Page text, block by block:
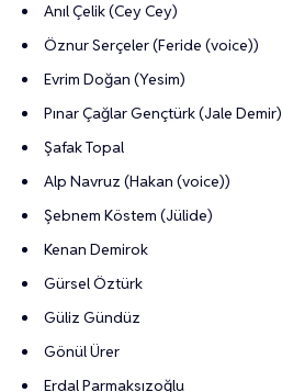
Anıl Çelik (Cey Cey)
Öznur Serçeler (Feride (voice))
Evrim Doğan (Yesim)
Pınar Çağlar Gençtürk (Jale Demir)
Şafak Topal
Alp Navruz (Hakan (voice))
Şebnem Köstem (Jülide)
Kenan Demirok
Gürsel Öztürk
Güliz Gündüz
Gönül Ürer
Erdal Parmaksızoğlu